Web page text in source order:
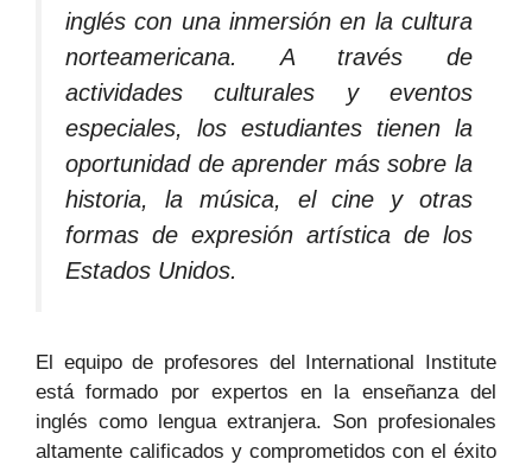
inglés con una inmersión en la cultura
norteamericana. A través de
actividades culturales y eventos
especiales, los estudiantes tienen la
oportunidad de aprender más sobre la
historia, la música, el cine y otras
formas de expresión artística de los
Estados Unidos.
El equipo de profesores del International Institute
está formado por expertos en la enseñanza del
inglés como lengua extranjera. Son profesionales
altamente calificados y comprometidos con el éxito